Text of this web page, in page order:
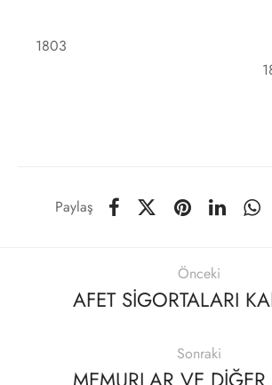
18/5/
Paylaş
Önceki
AFET SİGORTALARI
Sonraki